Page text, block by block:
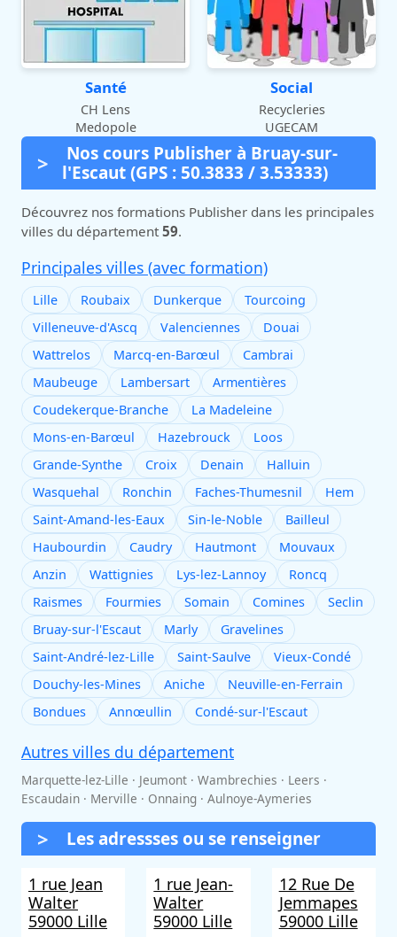
Santé
CH Lens
Medopole
Social
Recycleries
UGECAM
Nos cours Publisher à Bruay-sur-
l'Escaut (GPS : 50.3833 / 3.53333)
Découvrez nos formations Publisher dans les principales
villes du département 59.
Principales villes (avec formation)
Lille Roubaix Dunkerque
Tourcoing
Villeneuve-d'Ascq
Valenciennes
Douai
Wattrelos
Marcq-en-Barœul
Cambrai
Maubeuge
Lambersart
Armentières
Coudekerque-Branche
La Madeleine
Mons-en-Barœul
Hazebrouck
Loos
Grande-Synthe
Croix Denain
Halluin
Wasquehal
Ronchin Faches-Thumesnil
Hem
Saint-Amand-les-Eaux
Sin-le-Noble
Bailleul
Haubourdin
Caudry Hautmont
Mouvaux
Anzin
Wattignies Lys-lez-Lannoy
Roncq
Raismes
Fourmies Somain Comines
Seclin
Bruay-sur-l'Escaut
Marly
Gravelines
Saint-André-lez-Lille
Saint-Saulve
Vieux-Condé
Douchy-les-Mines
Aniche
Neuville-en-Ferrain
Bondues
Annœullin Condé-sur-l'Escaut
Autres villes du département
Marquette-lez-Lille · Jeumont · Wambrechies · Leers ·
Escaudain · Merville · Onnaing · Aulnoye-Aymeries
Les adressses ou se renseigner
1 rue Jean
Walter
59000 Lille
1 rue Jean-
Walter
59000 Lille
12 Rue De
Jemmapes
59000 Lille